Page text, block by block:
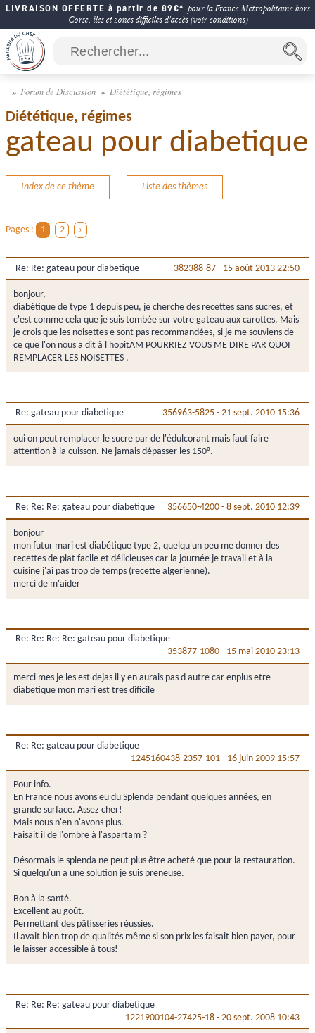
LIVRAISON OFFERTE à partir de 89€* pour la France Métropolitaine hors
Corse, îles et zones difficiles d'accès (voir conditions)
Forum de Discussion Diététique, régimes
Diététique, régimes
gateau pour diabetique
Index de ce thème Liste des thèmes
Pages : 1 2 ›
Re: Re: gateau pour diabetique 382388-87 - 15 août 2013 22:50
bonjour,
diabétique de type 1 depuis peu, je cherche des recettes sans sucres, et
c'est comme cela que je suis tombée sur votre gateau aux carottes. Mais
je crois que les noisettes e sont pas recommandées, si je me souviens de
ce que l'on nous a dit à l'hopitAM POURRIEZ VOUS ME DIRE PAR QUOI
REMPLACER LES NOISETTES ,
Re: gateau pour diabetique 356963-5825 - 21 sept. 2010 15:36
oui on peut remplacer le sucre par de l'édulcorant mais faut faire
attention à la cuisson. Ne jamais dépasser les 150°.
Re: Re: Re: gateau pour diabetique 356650-4200 - 8 sept. 2010 12:39
bonjour
mon futur mari est diabétique type 2, quelqu'un peu me donner des
recettes de plat facile et délicieuses car la journée je travail et à la
cuisine j'ai pas trop de temps (recette algerienne).
merci de m'aider
Re: Re: Re: Re: gateau pour diabetique
353877-1080 - 15 mai 2010 23:13
merci mes je les est dejas il y en aurais pas d autre car enplus etre
diabetique mon mari est tres dificile
Re: Re: gateau pour diabetique
1245160438-2357-101 - 16 juin 2009 15:57
Pour info.
En France nous avons eu du Splenda pendant quelques années, en
grande surface. Assez cher!
Mais nous n'en n'avons plus.
Faisait il de l'ombre à l'aspartam ?
Désormais le splenda ne peut plus être acheté que pour la restauration.
Si quelqu'un a une solution je suis preneuse.
Bon à la santé.
Excellent au goût.
Permettant des pâtisseries réussies.
Il avait bien trop de qualités même si son prix les faisait bien payer, pour
le laisser accessible à tous!
Re: Re: Re: gateau pour diabetique
1221900104-27425-18 - 20 sept. 2008 10:43